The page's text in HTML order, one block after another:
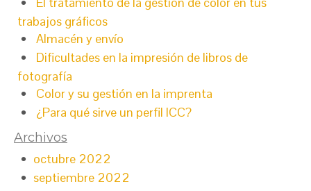
trabajos gráficos
Almacén y envío
Dificultades en la impresión de libros de
fotografía
Color y su gestión en la imprenta
¿Para qué sirve un perfil ICC?
Archivos
octubre 2022
septiembre 2022